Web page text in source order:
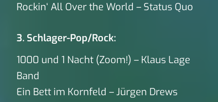
Rockin‘ All Over the World – Status Quo
3. Schlager-Pop/Rock:
1000 und 1 Nacht (Zoom!) – Klaus Lage
Band
Ein Bett im Kornfeld – Jürgen Drews